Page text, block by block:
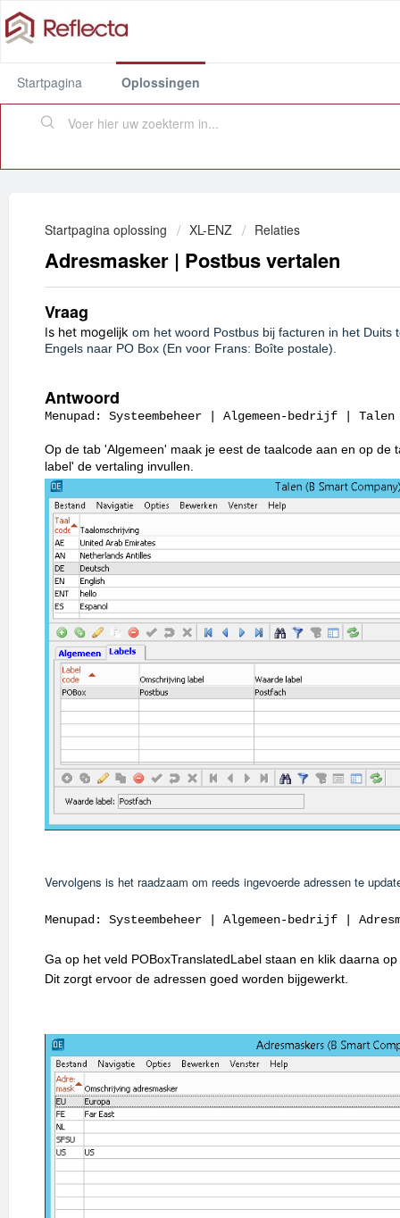
Startpagina Oplossingen
Startpagina oplossing XL-ENZ Relaties
Adresmasker | Postbus vertalen
Vraag
Is het mogelijk om het woord Postbus bij facturen in het
Engels naar PO Box (En voor Frans: Boîte postale).
Antwoord
Menupad: Systeembeheer | Algemeen-bedrijf | Talen
Op de tab 'Algemeen' maak je eest de taalcode aan en op de
label' de vertaling invullen.
Vervolgens is het raadzaam om reeds ingevoerde adressen te
Menupad: Systeembeheer | Algemeen-bedrijf |
Ga op het veld POBoxTranslatedLabel staan en klik daarna
Dit zorgt ervoor de adressen goed worden bijgewerkt.